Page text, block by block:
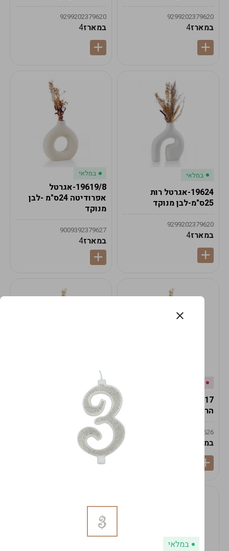
9299202379620
במארז4
9299202379620
במארז4
במלאי
19624-אגרטל רות
25ס"מ-לבן מנוקד
9299202379620
במארז4
במלאי
19619/8-אגרטל
אפרודיטה 24ס"מ -לבן
מנוקד
9009392379627
במארז4
הרמס 19ס"מ -לבן נקי
9009492379626
במארז
19ס"מ -לבן מנוקד
9009492379626
במארז6
במלאי